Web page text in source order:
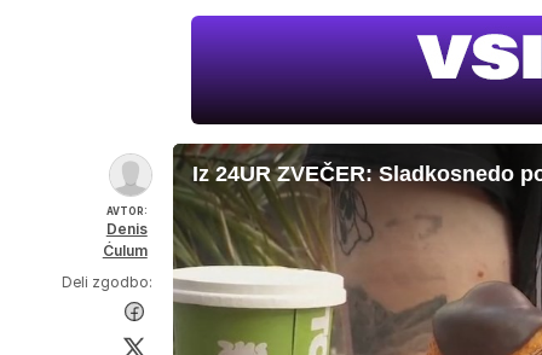
AVTOR:
Denis
Ćulum
Deli zgodbo:
Iz 24UR ZVEČER: Sladkosnedo